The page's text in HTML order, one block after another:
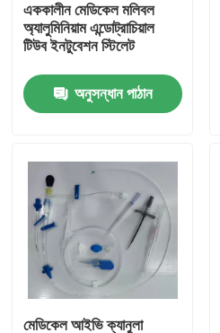
কারখানা পরিদর্শন
গুণমান নিয়ন্ত্রণ
খবর
মেডিকেল অক্সিজেন মাস্ক
ভেঞ্চুরি অক্সিজেন মাস্ক
এককালীন মেডিকেল মলিবল
অ্যালুমিনিয়াম এন্ডোট্রাচিয়াল
টিউব ইনটুবেশন স্টিলেট
অনুসন্ধান পাঠান
মেডিকেল আইভি ক্যানুলা